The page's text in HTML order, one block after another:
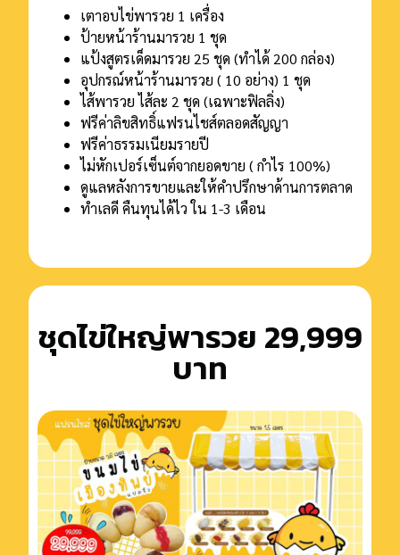
เตาอบไข่พารวย 1 เครื่อง
ป้ายหน้าร้านมารวย 1 ชุด
แป้งสูตรเด็ดมารวย 25 ชุด (ทําได้ 200 กล่อง)
อุปกรณ์หน้าร้านมารวย ( 10 อย่าง) 1 ชุด
ไส้พารวย ไส้ละ 2 ชุด (เฉพาะฟิลลิ่ง)
ฟรีค่าลิขสิทธิ์แฟรนไชส์ตลอดสัญญา
ฟรีค่าธรรมเนียมรายปี
ไม่หักเปอร์เซ็นต์จากยอดขาย ( กําไร 100%)
ดูแลหลังการขายและให้คําปรึกษาด้านการตลาด
ทําเลดี คืนทุนได้ไว ใน 1-3 เดือน
ชุดไข่ใหญ่พารวย 29,999
บาท